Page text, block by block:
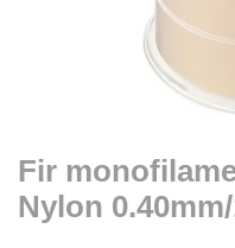
Fir
Nylon